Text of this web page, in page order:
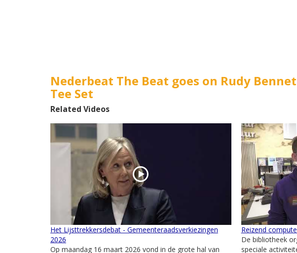
Nederbeat The Beat goes on Rudy
Tee Set
Related Videos
Het Lijsttrekkersdebat - Gemeenteraadsverkiezingen
2026
Op maandag 16 maart 2026 vond in de grote hal van
Reizend
De bibliotheek
speciale